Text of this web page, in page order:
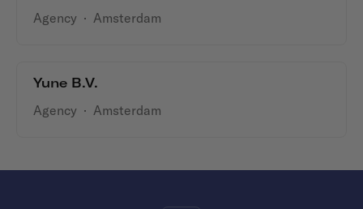
Agency · Amsterdam
Yune B.V.
Agency · Amsterdam